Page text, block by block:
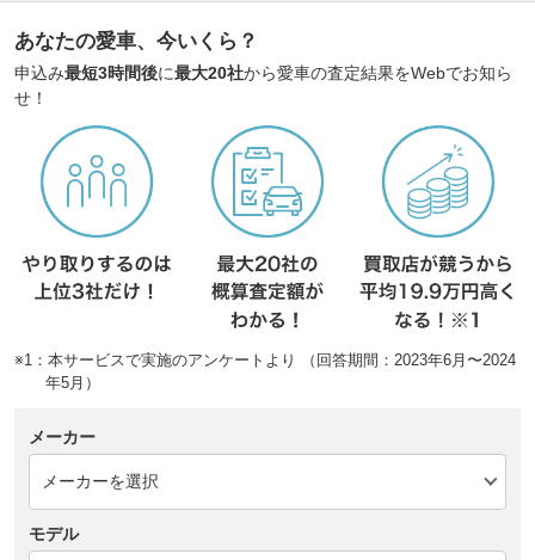
あなたの愛車、今いくら？
申込み最短3時間後に最大20社から愛車の査定結果をWebでお知ら
せ！
※1：本サービスで実施のアンケートより （回答期間：2023年6月〜2024
年5月）
メーカー
モデル